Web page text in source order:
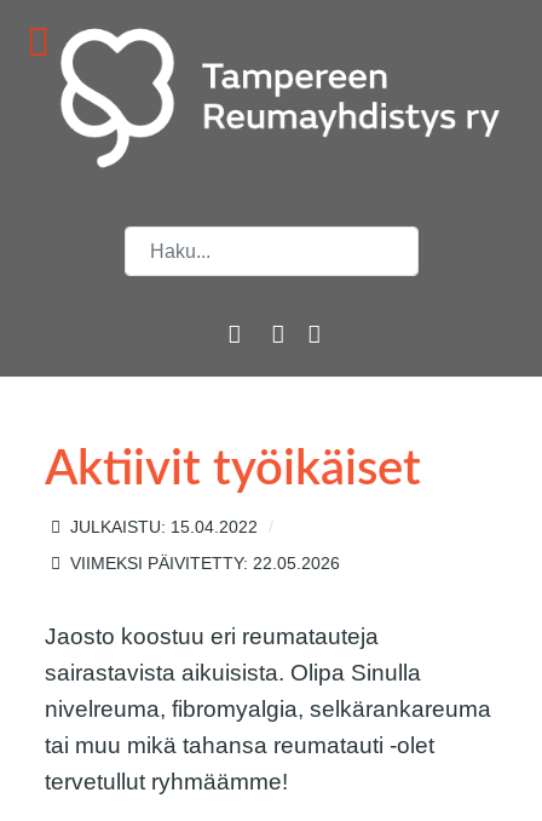
Etsi
Aktiivit työikäiset
JULKAISTU: 15.04.2022
VIIMEKSI PÄIVITETTY: 22.05.2026
Jaosto koostuu eri reumatauteja
sairastavista aikuisista. Olipa Sinulla
nivelreuma, fibromyalgia, selkärankareuma
tai muu mikä tahansa reumatauti -olet
tervetullut ryhmäämme!